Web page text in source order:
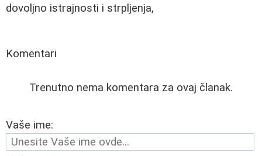
dovoljno istrajnosti i strpljenja,
Komentari
Trenutno nema komentara za ovaj članak.
Vaše ime: